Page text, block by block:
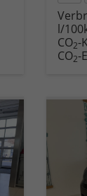
l/
CO2-
CO2-